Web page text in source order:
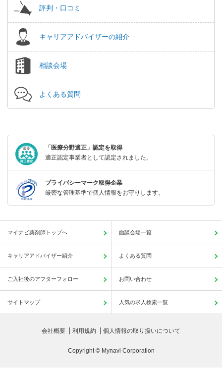
評判・口コミ
キャリアアドバイザーの紹介
相談会場
よくある質問
「医療分野適正」認定を取得
適正認定事業者として認定されました。
プライバシーマーク取得企業
厳密な管理基準で個人情報をお守りします。
マイナビ薬剤師トップへ 面談会場一覧
キャリアアドバイザー紹介 よくある質問
ご入社後のアフターフォロー お問い合わせ
サイトマップ 人気の求人検索一覧
会社概要 利用規約 個人情報の取り扱いについて
Copyright © Mynavi Corporation